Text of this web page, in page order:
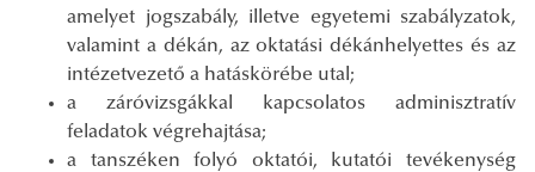
amelyet jogszabály, illetve egyetemi szabályzatok,
valamint a dékán, az oktatási dékánhelyettes és az
intézetvezető a hatáskörébe utal;
a záróvizsgákkal kapcsolatos adminisztratív
feladatok végrehajtása;
a tanszéken folyó oktatói, kutatói tevékenység